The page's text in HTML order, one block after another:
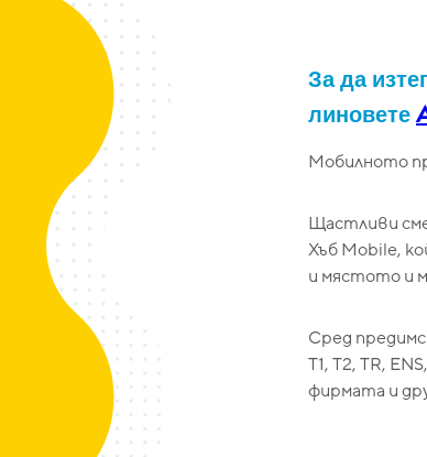
За да
линовете
Мобилното
Щастливи
Хъб Mobile,
и мястото и
Сред
T1, T2, TR,
фирмата и